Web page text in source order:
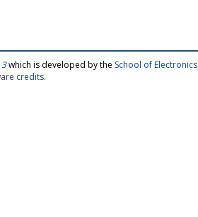
which is developed by the School of
credits.